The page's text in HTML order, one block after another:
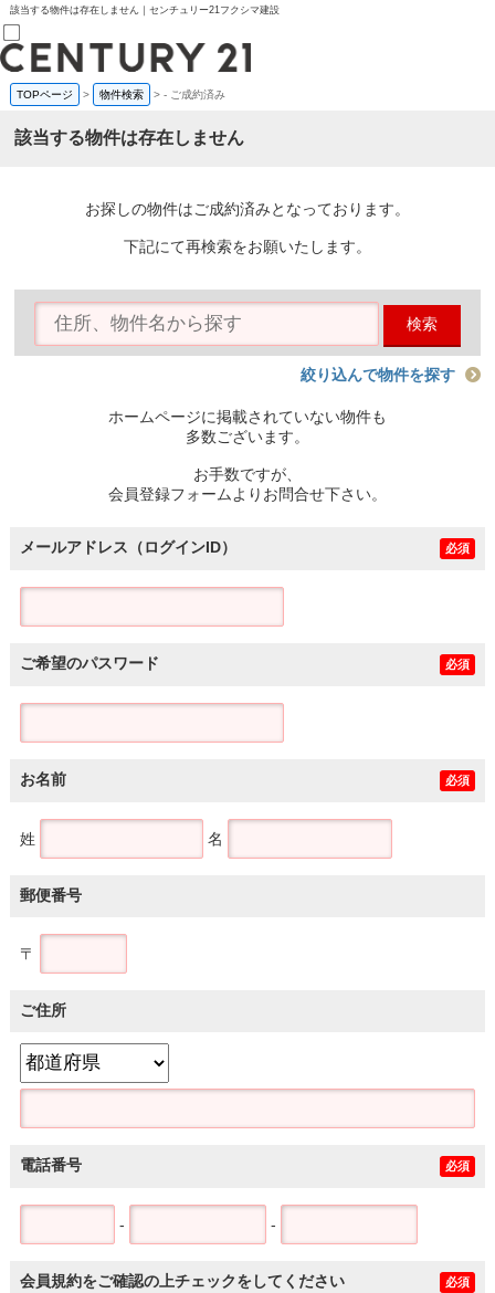
該当する物件は存在しません｜センチュリー21フクシマ建設
売買部
0120-800-844
賃貸部
会員メニュー
物件を探す
購入TOP
条件から探す
住宅ローン控除シミュレータ
TOPページ > 物件検索 >- ご成約済み
該当する物件は存在しません
お探しの物件はご成約済みとなっております。
下記にて再検索をお願いたします。
検索
絞り込んで物件を探す
ホームページに掲載されていない物件も
多数ございます。
お手数ですが、
会員登録フォームよりお問合せ下さい。
メールアドレス（ログインID） 必須
ご希望のパスワード 必須
お名前 必須
姓 名
郵便番号
〒
ご住所
電話番号 必須
- -
会員規約をご確認の上チェックをしてください 必須